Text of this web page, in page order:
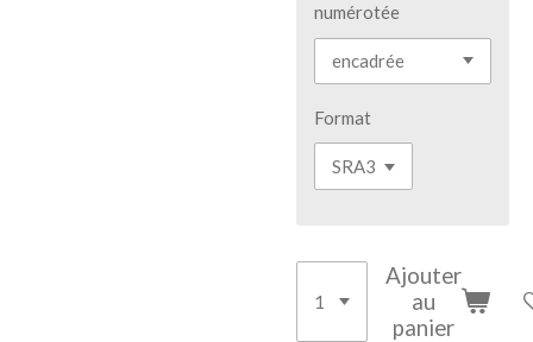
numérotée
Format
Ajouter
au
panier